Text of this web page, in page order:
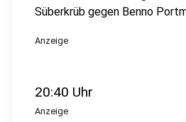
Süberkrüb gegen Benno
Anzeige
20:40 Uhr
Anzeige